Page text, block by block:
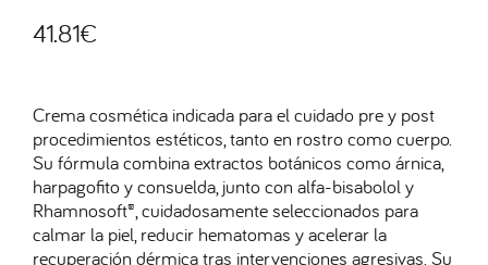
41.81€
Crema cosmética indicada para el cuidado pre y post
procedimientos estéticos, tanto en rostro como cuerpo.
Su fórmula combina extractos botánicos como árnica,
harpagofito y consuelda, junto con alfa-bisabolol y
Rhamnosoft®, cuidadosamente seleccionados para
calmar la piel, reducir hematomas y acelerar la
recuperación dérmica tras intervenciones agresivas. Su